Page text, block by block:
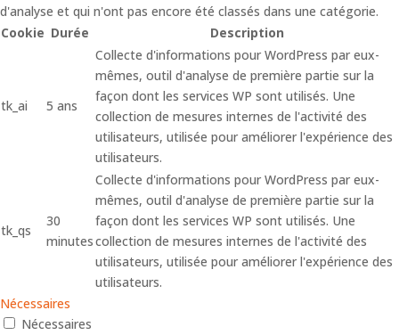
d'analyse et qui n'ont pas encore été classés dans une catégorie.
Cookie Durée Description
tk_ai 5 ans
Collecte d'informations pour WordPress par eux-
mêmes, outil d'analyse de première partie sur la
façon dont les services WP sont utilisés. Une
collection de mesures internes de l'activité des
utilisateurs, utilisée pour améliorer l'expérience des
utilisateurs.
tk_qs
30
minutes
Collecte d'informations pour WordPress par eux-
mêmes, outil d'analyse de première partie sur la
façon dont les services WP sont utilisés. Une
collection de mesures internes de l'activité des
utilisateurs, utilisée pour améliorer l'expérience des
utilisateurs.
Nécessaires
Nécessaires